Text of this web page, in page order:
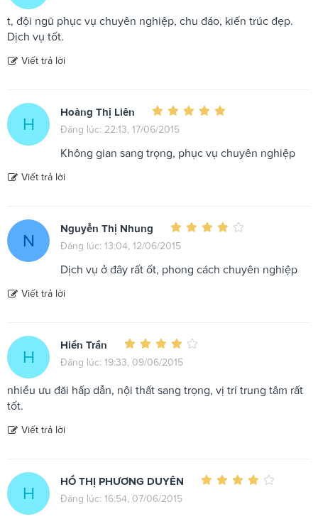
t, đội ngũ phục vụ chuyên nghiệp, chu đáo, kiến trúc đẹp.
Dịch vụ tốt.
Viết trả lời
H
Hoàng Thị Liên
Đăng lúc: 22:13, 17/06/2015
Không gian sang trọng, phục vụ chuyên nghiệp
Viết trả lời
N
Nguyễn Thị Nhung
Đăng lúc: 13:04, 12/06/2015
Dịch vụ ở đây rất ốt, phong cách chuyên nghiệp
Viết trả lời
H
Hiền Trần
Đăng lúc: 19:33, 09/06/2015
nhiều ưu đãi hấp dẫn, nội thất sang trọng, vị trí trung tâm rất
tốt.
Viết trả lời
H
HỒ THỊ PHƯƠNG DUYÊN
Đăng lúc: 16:54, 07/06/2015